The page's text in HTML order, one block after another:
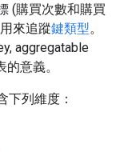
(購買次數和購買
來追蹤鍵類型。
aggregatable
意義。
下列維度：